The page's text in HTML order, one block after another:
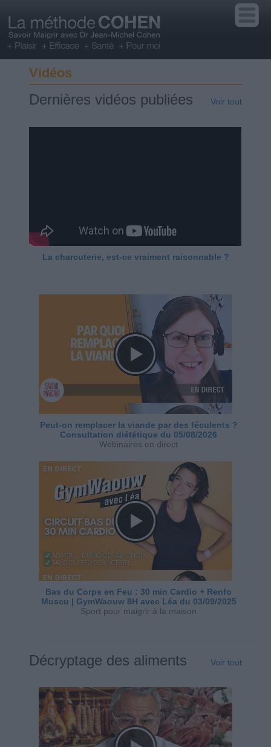
Vidéos
Dernières vidéos publiées Voir tout
La charcuterie, est-ce vraiment raisonnable ?
Peut-on remplacer la viande par des féculents ?
Consultation diététique du 05/08/2026
Webinaires en direct
Bas du Corps en Feu : 30 min Cardio + Renfo
Muscu | GymWaouw 8H avec Léa du 03/09/2025
Sport pour maigrir à la maison
Décryptage des aliments Voir tout